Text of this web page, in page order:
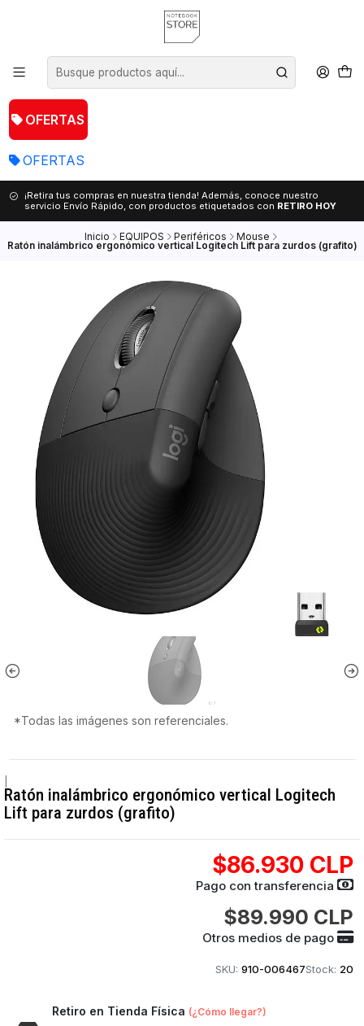
OFERTAS
OFERTAS
¡Retira tus compras en nuestra tienda! Además, conoce nuestro
servicio Envío Rápido, con productos etiquetados con RETIRO HOY
Inicio EQUIPOS Periféricos Mouse
Ratón inalámbrico ergonómico vertical Logitech Lift para zurdos (grafito)
*Todas las imágenes son referenciales.
Ratón inalámbrico ergonómico vertical Logitech
Lift para zurdos (grafito)
$86.930 CLP
Pago con transferencia
$89.990 CLP
Otros medios de pago
SKU: 910-006467Stock: 20
Retiro en Tienda Física (¿Cómo llegar?)